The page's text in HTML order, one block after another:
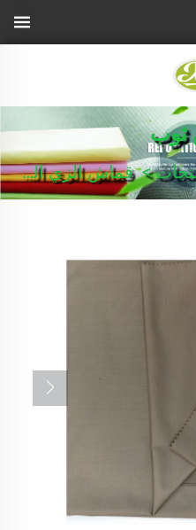
ثوب
>قماش الزي الرسمي/بدلة